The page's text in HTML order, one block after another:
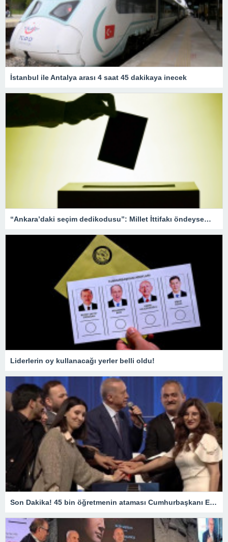
İstanbul ile Antalya arası 4 saat 45 dakikaya inecek
“Ankara’daki seçim dedikodusu”: Millet İttifakı öndeyse…
Liderlerin oy kullanacağı yerler belli oldu!
Son Dakika! 45 bin öğretmenin ataması Cumhurbaşkanı Erdoğan’ın katıldığı törenle gerçekleşti